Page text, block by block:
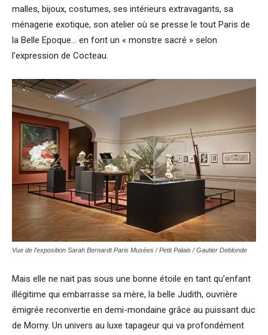
malles, bijoux, costumes, ses intérieurs extravagants, sa
ménagerie exotique, son atelier où se presse le tout Paris de
la Belle Epoque… en font un « monstre sacré » selon
l’expression de Cocteau.
Vue de l’exposition Sarah Bernardt Paris Musées / Petit Palais / Gautier Deblonde
Mais elle ne nait pas sous une bonne étoile en tant qu’enfant
illégitime qui embarrasse sa mère, la belle Judith, ouvrière
émigrée reconvertie en demi-mondaine grâce au puissant duc
de Morny. Un univers au luxe tapageur qui va profondément